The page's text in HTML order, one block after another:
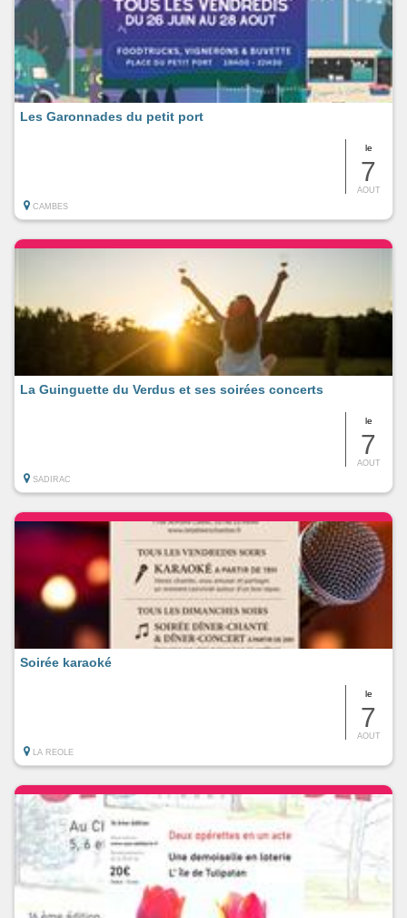
le
7
AOUT
Les Garonnades du petit port
CAMBES
le
7
AOUT
La Guinguette du Verdus et ses soirées concerts
SADIRAC
le
7
AOUT
Soirée karaoké
LA REOLE